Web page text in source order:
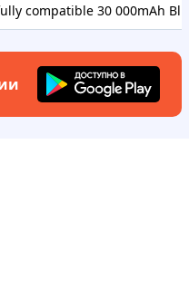
compatible 30 000mAh